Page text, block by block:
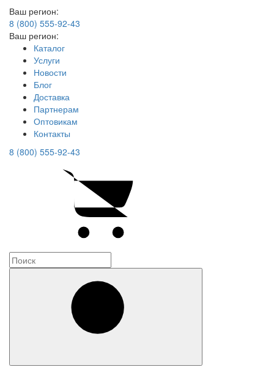
Ваш регион:
8 (800) 555-92-43
Ваш регион:
Каталог
Услуги
Новости
Блог
Доставка
Партнерам
Оптовикам
Контакты
8 (800) 555-92-43